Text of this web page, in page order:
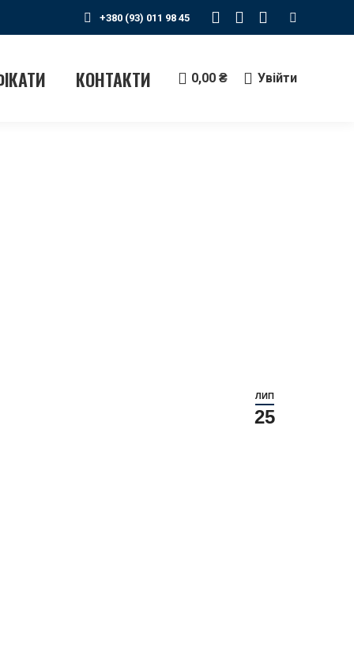
+380 (93) 011 98 45
Instagram
відкривається
у
Telegram
відкривається
у
YouTube
у
Search:
КОНТАКТИ 0,00₴ Увійти
ЛИП
25